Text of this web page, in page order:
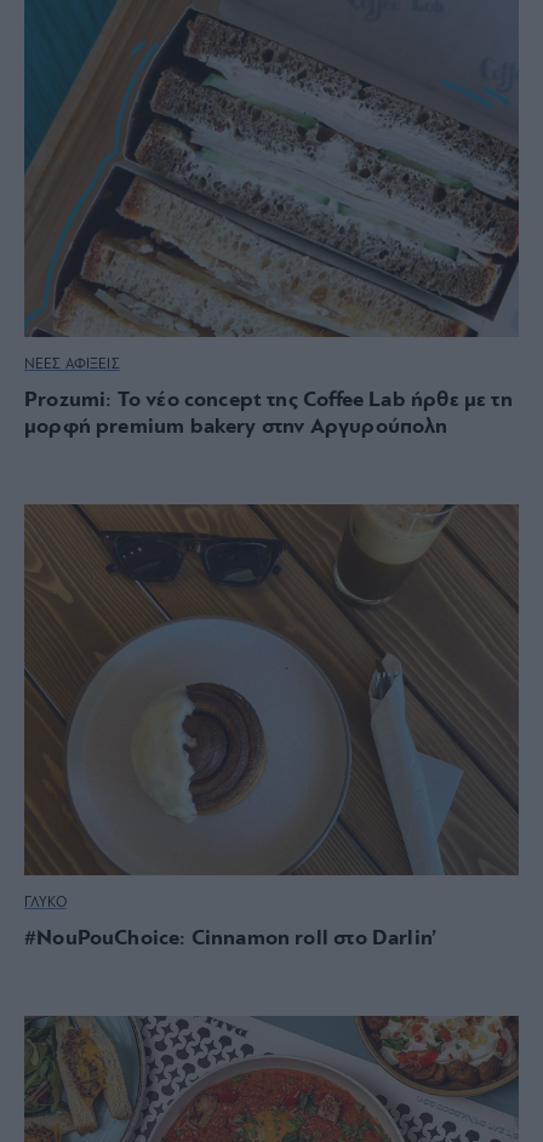
ΝΕΕΣ ΑΦΙΞΕΙΣ
Prozumi: Το νέο concept της Coffee Lab ήρθε με τη
μορφή premium bakery στην Αργυρούπολη
ΓΛΥΚΟ
#NouPouChoice: Cinnamon roll στο Darlin’